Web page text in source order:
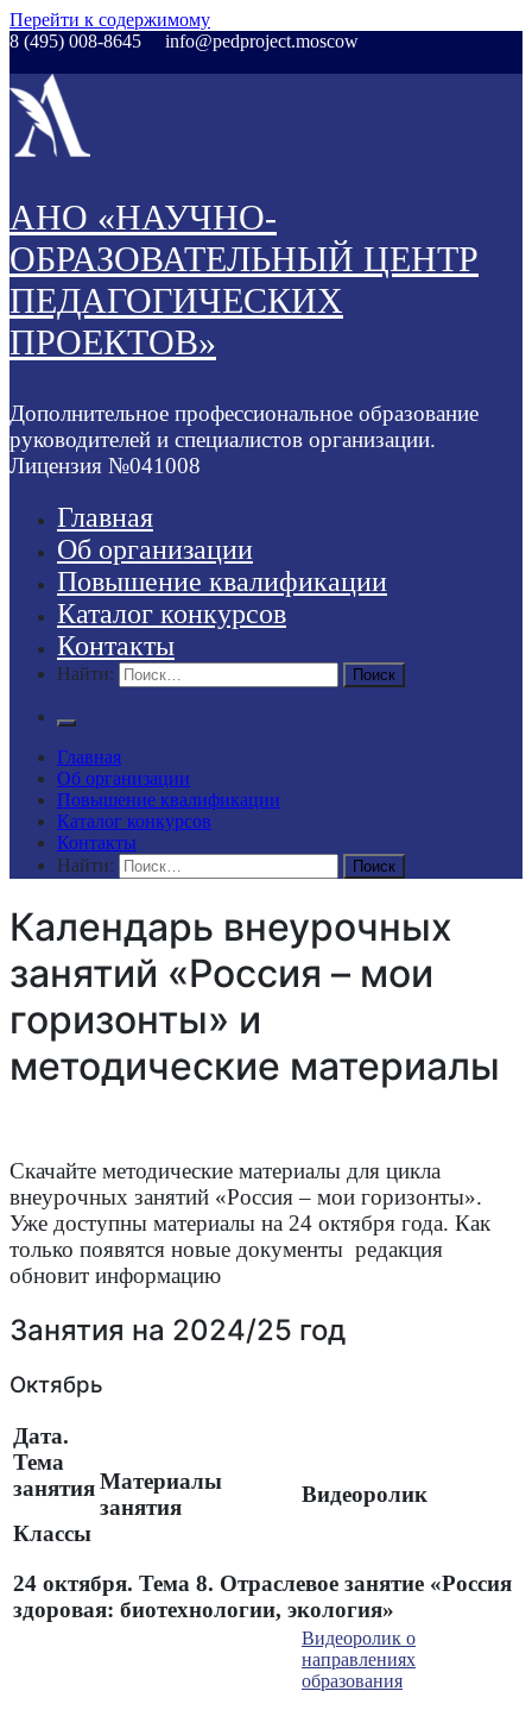
Перейти к содержимому
8 (495) 008-8645
info@pedproject.moscow
АНО «НАУЧНО-
ОБРАЗОВАТЕЛЬНЫЙ ЦЕНТР
ПЕДАГОГИЧЕСКИХ
ПРОЕКТОВ»
Дополнительное профессиональное образование
руководителей и специалистов организации.
Лицензия №041008
Главная
Об организации
Повышение квалификации
Каталог конкурсов
Контакты
Найти:
Главная
Об организации
Повышение квалификации
Каталог конкурсов
Контакты
Найти:
Календарь внеурочных
занятий «Россия – мои
горизонты» и
методические материалы
Скачайте методические материалы для цикла
внеурочных занятий «Россия – мои горизонты».
Уже доступны материалы на 24 октября года. Как
только появятся новые документы редакция
обновит информацию
Занятия на 2024/25 год
Октябрь
Дата.
Тема
занятия
Классы
Материалы
занятия
Видеоролик
24 октября. Тема 8. Отраслевое занятие «Россия
здоровая: биотехнологии, экология»
Видеоролик о
направлениях
образования